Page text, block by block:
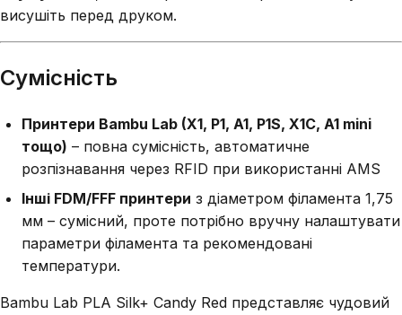
висушіть перед друком.
Сумісність
Принтери Bambu Lab (X1, P1, A1, P1S, X1C, A1 mini
тощо) – повна сумісність, автоматичне
розпізнавання через RFID при використанні AMS
Інші FDM/FFF принтери з діаметром філамента 1,75
мм – сумісний, проте потрібно вручну налаштувати
параметри філамента та рекомендовані
температури.
Bambu Lab PLA Silk+ Candy Red представляє чудовий